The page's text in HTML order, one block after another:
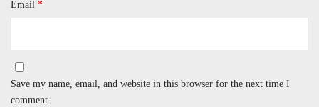
Email *
Save my name, email, and website in this browser for the next time I
comment.